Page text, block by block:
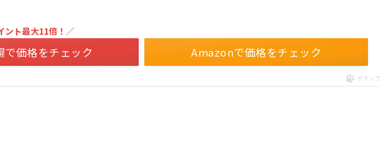
Amazonで価格をチェック
ント最大11倍！／
で価格をチェック
ポチップ